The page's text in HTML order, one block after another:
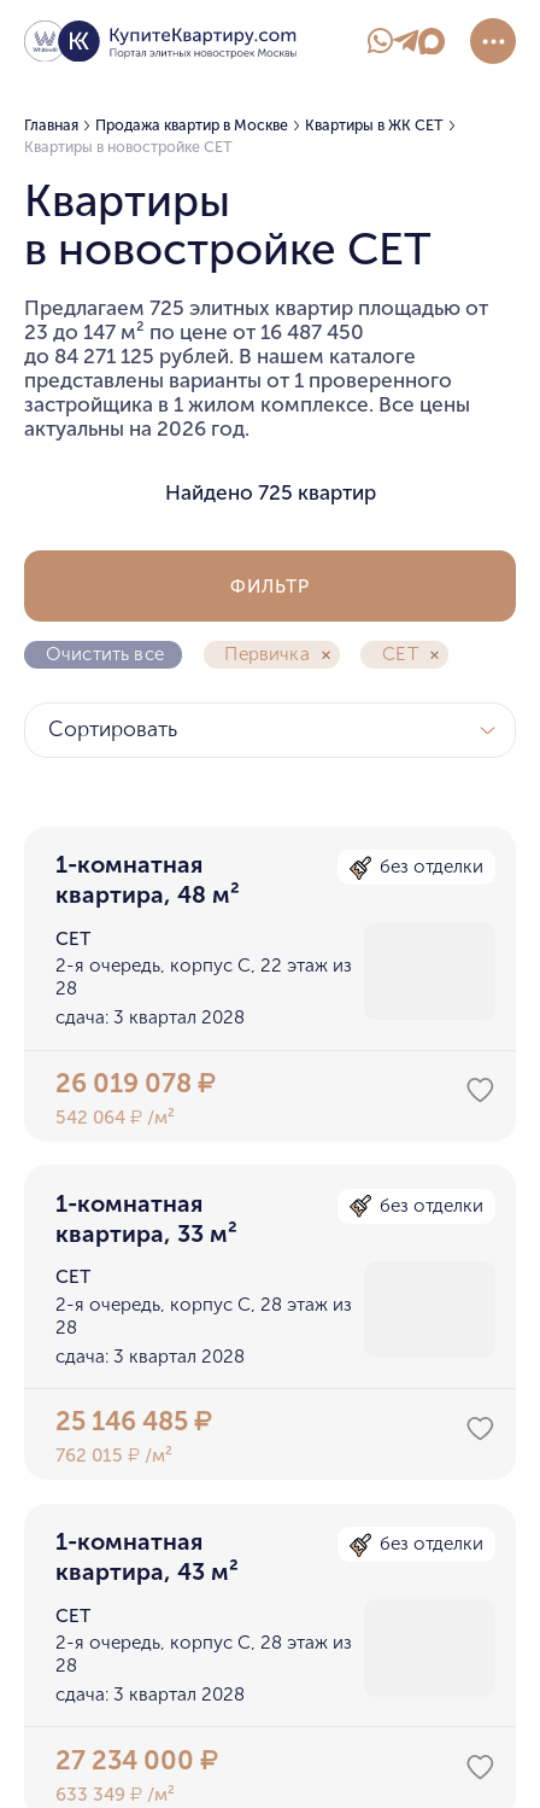
Главная Продажа квартир в Москве
Квартиры в ЖК СЕТ
Квартиры в новостройке СЕТ
Квартиры
в новостройке СЕТ
Предлагаем 725 элитных квартир площадью от
23 до 147 м² по цене от 16 487 450
до 84 271 125 рублей. В нашем каталоге
представлены варианты от 1 проверенного
застройщика в 1 жилом комплексе. Все цены
актуальны на 2026 год.
Найдено 725 квартир
Очистить все Первичка СЕТ
ФИЛЬТР
Сортировать
1-комнатная
квартира, 48 м²
без отделки
СЕТ
2-я очередь, корпус С, 22 этаж из
28
сдача: 3 квартал 2028
26 019 078₽
542 064₽ /м²
1-комнатная
квартира, 33 м²
без отделки
СЕТ
2-я очередь, корпус С, 28 этаж из
28
сдача: 3 квартал 2028
25 146 485₽
762 015₽ /м²
1-комнатная
квартира, 43 м²
без отделки
СЕТ
2-я очередь, корпус С, 28 этаж из
28
сдача: 3 квартал 2028
27 234 000₽
633 349₽ /м²